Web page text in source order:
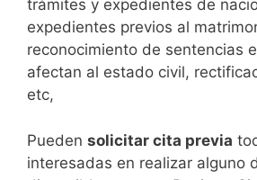
trámites y expedientes de
expedientes previos al
reconocimiento de sentencias
afectan al estado civil,
etc,
​Pueden solicitar cita previa
interesadas en realizar alguno